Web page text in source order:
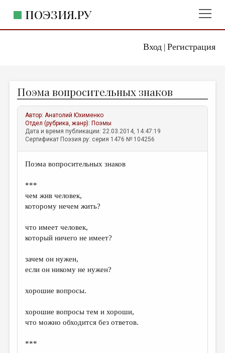
Вход| Регистрация
ПОЭЗИЯ.РУ
ЖАНРЫ
АВТОРЫ
КОММЕНТАРИИ
ЛИТСАЛОН
НОВОСТИ
ПРАВИЛА САЙТА
ОТДЕЛЫ И РУБРИКИ
ДАЙДЖЕСТ
ПРОИЗВЕДЕНИЯ
ПЕРЕВОДЫ
КОНКУРСЫ
ДЕТСКАЯ КОМНАТА
КНИЖНАЯ ПОЛКА
ОБЗОР ЛИТЕРАТУРЫ
Поэма вопросительных знаков
Автор:Анатолий Юхименко
Отдел (рубрика, жанр): Поэмы
Дата и время публикации: 22.03.2014, 14:47:19
Сертификат Поэзия.ру: серия 1476 № 104256
Поэма вопросительных знаков
***
чем жив человек,
которому нечем жить?
что имеет человек,
который ничего не имеет?
зачем он нужен,
если он никому не нужен?
хорошие вопросы.
хорошие вопросы тем и хороши,
что можно обходится без ответов.
***